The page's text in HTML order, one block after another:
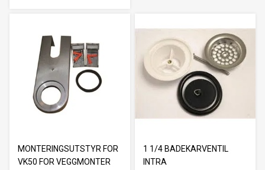
MONTERINGSUTSTYR FOR
VK50 FOR VEGGMONTER
1 1/4 BADEKARVENTIL
INTRA